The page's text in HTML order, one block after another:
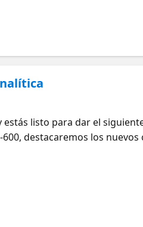
listo para dar el
destacaremos los
de PL-300 para
la sesión de preparación